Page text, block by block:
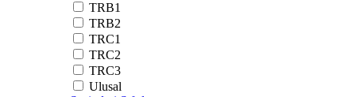
TRB1
TRB2
TRC1
TRC2
TRC3
Ulusal